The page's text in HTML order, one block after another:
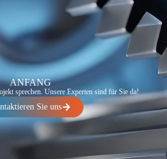
ANFANG
sprechen. Unsere Experten sind für Sie da!
Sie uns